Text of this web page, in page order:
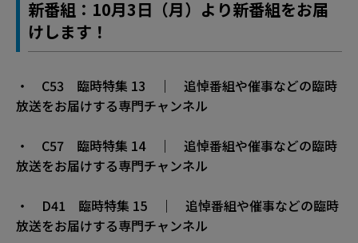
新番組：10月3日（月）より新番組をお届
けします！
・ C53 臨時特集 13 ｜ 追悼番組や催事などの臨時
放送をお届けする専門チャンネル
・ C57 臨時特集 14 ｜ 追悼番組や催事などの臨時
放送をお届けする専門チャンネル
・ D41 臨時特集 15 ｜ 追悼番組や催事などの臨時
放送をお届けする専門チャンネル